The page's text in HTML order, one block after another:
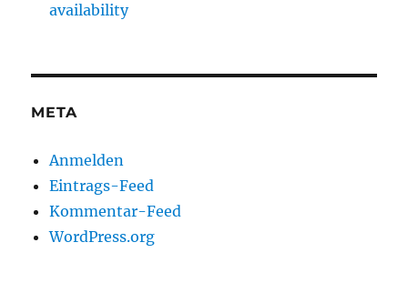
availability
META
Anmelden
Eintrags-Feed
Kommentar-Feed
WordPress.org